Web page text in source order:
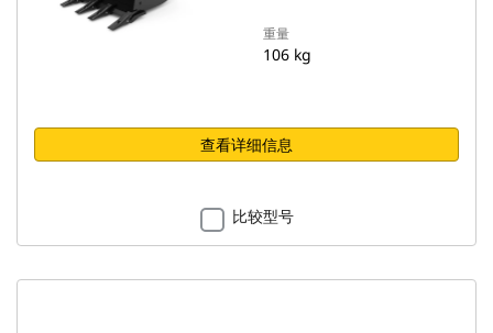
重量
106 kg
查看详细信息
比较型号